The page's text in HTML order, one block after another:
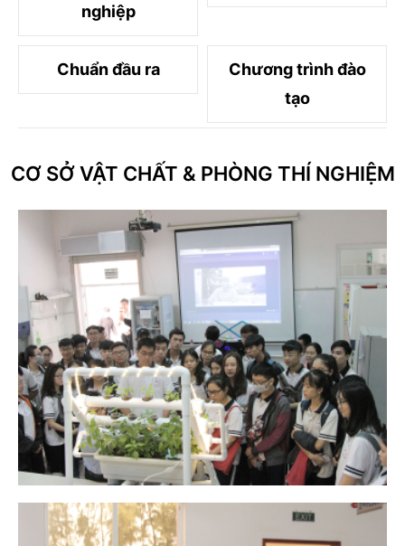
nghiệp
Chuẩn đầu ra
Chương trình đào
tạo
CƠ SỞ VẬT CHẤT & PHÒNG THÍ NGHIỆM